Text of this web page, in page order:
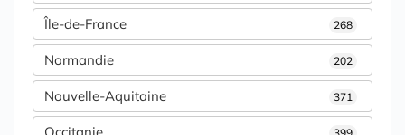
Île-de-France 268
Normandie 202
Nouvelle-Aquitaine 371